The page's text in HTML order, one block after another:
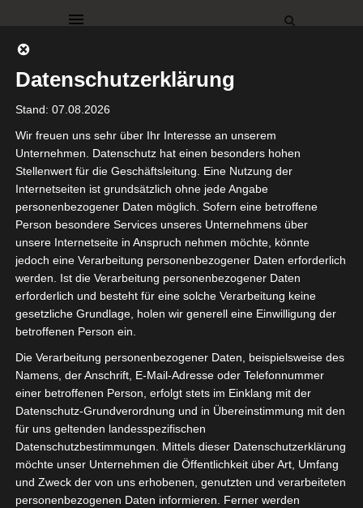
Diesen Beitrag teilen auf:
Facebook ist deaktiviert. ✓ Erlauben
Datenschutzbedingungen
Reddit
Telegram
Gefällt mir:
ÜBER MICH
Datenschutzerklärung
Stand: 07.08.2026
Wir freuen uns sehr über Ihr Interesse an unserem
Unternehmen. Datenschutz hat einen besonders hohen
Stellenwert für die Geschäftsleitung. Eine Nutzung der
Internetseiten ist grundsätzlich ohne jede Angabe
personenbezogener Daten möglich. Sofern eine betroffene
Person besondere Services unseres Unternehmens über
unsere Internetseite in Anspruch nehmen möchte, könnte
jedoch eine Verarbeitung personenbezogener Daten erforderlich
werden. Ist die Verarbeitung personenbezogener Daten
erforderlich und besteht für eine solche Verarbeitung keine
gesetzliche Grundlage, holen wir generell eine Einwilligung der
betroffenen Person ein.
Die Verarbeitung personenbezogener Daten, beispielsweise des
Namens, der Anschrift, E-Mail-Adresse oder Telefonnummer
einer betroffenen Person, erfolgt stets im Einklang mit der
Datenschutz-Grundverordnung und in Übereinstimmung mit den
für uns geltenden landesspezifischen
Datenschutzbestimmungen. Mittels dieser Datenschutzerklärung
möchte unser Unternehmen die Öffentlichkeit über Art, Umfang
und Zweck der von uns erhobenen, genutzten und verarbeiteten
personenbezogenen Daten informieren. Ferner werden